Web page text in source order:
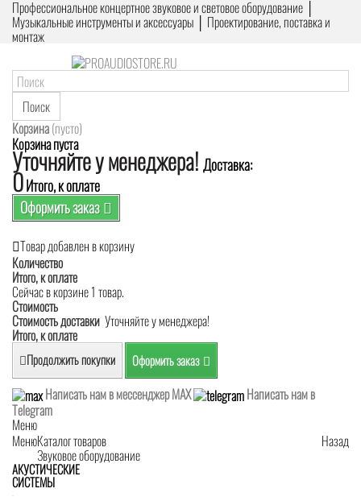
Профессиональное концертное звуковое и световое оборудование │
Музыкальные инструменты и аксессуары │ Проектирование, поставка и
монтаж
Поиск
Корзина(пусто)
Корзина пуста
Уточняйте у менеджера! Доставка:
0Итого, к оплате
Оформить заказ
Товар добавлен в корзину
Количество
Итого, к оплате
Сейчас в корзине 1 товар.
Стоимость
Стоимость доставки Уточняйте у менеджера!
Итого, к оплате
Продолжить покупки Оформить заказ
Написать нам в мессенджер MAX
Написать нам в
Telegram
Меню
Меню
Назад
Каталог товаров
Звуковое оборудование
АКУСТИЧЕСКИЕ
СИСТЕМЫ